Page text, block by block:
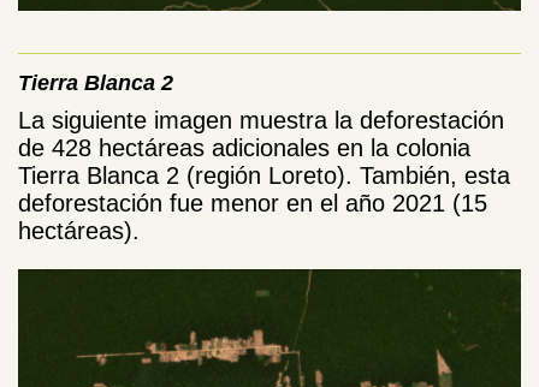
Tierra Blanca 2
La siguiente imagen muestra la deforestación
de 428 hectáreas adicionales en la colonia
Tierra Blanca 2 (región Loreto). También, esta
deforestación fue menor en el año 2021 (15
hectáreas).